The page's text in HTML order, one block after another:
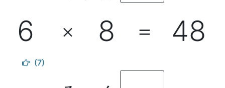
6 × 8 ＝ 48
(7)